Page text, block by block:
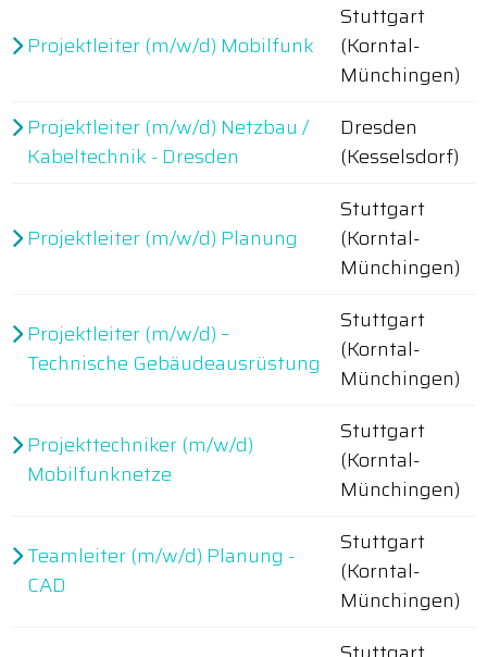
Projektleiter (m/w/d) Mobilfunk
Stuttgart
(Korntal-
Münchingen)
Projektleiter (m/w/d) Netzbau /
Kabeltechnik - Dresden
Dresden
(Kesselsdorf)
Projektleiter (m/w/d) Planung
Stuttgart
(Korntal-
Münchingen)
Projektleiter (m/w/d) –
Technische Gebäudeausrüstung
Stuttgart
(Korntal-
Münchingen)
Projekttechniker (m/w/d)
Mobilfunknetze
Stuttgart
(Korntal-
Münchingen)
Teamleiter (m/w/d) Planung -
CAD
Stuttgart
(Korntal-
Münchingen)